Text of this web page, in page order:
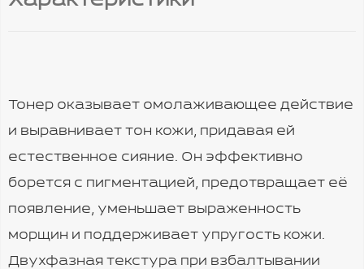
Тонер оказывает омолаживающее действие
и выравнивает тон кожи, придавая ей
естественное сияние. Он эффективно
борется с пигментацией, предотвращает её
появление, уменьшает выраженность
морщин и поддерживает упругость кожи.
Двухфазная текстура при взбалтывании